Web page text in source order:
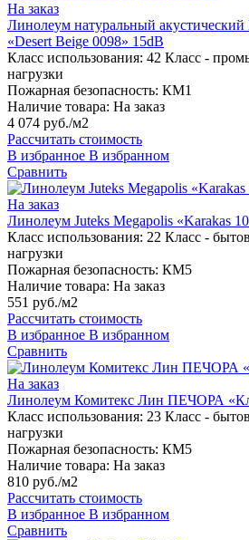
На заказ
Линолеум натуральный акустический
«Desert Beige 0098» 15dB
Класс использования: 42 Класс -
нагрузки
Пожарная безопасность: КМ1
Наличие товара: На заказ
4 074 руб./м2
Рассчитать стоимость
В избранное В избранном
Сравнить
На заказ
Линолеум Juteks Megapolis «Karakas
Класс использования: 22 Класс -
нагрузки
Пожарная безопасность: КМ5
Наличие товара: На заказ
551 руб./м2
Рассчитать стоимость
В избранное В избранном
Сравнить
На заказ
Линолеум Комитекс Лин ПЕЧОРА
Класс использования: 23 Класс -
нагрузки
Пожарная безопасность: КМ5
Наличие товара: На заказ
810 руб./м2
Рассчитать стоимость
В избранное В избранном
Сравнить